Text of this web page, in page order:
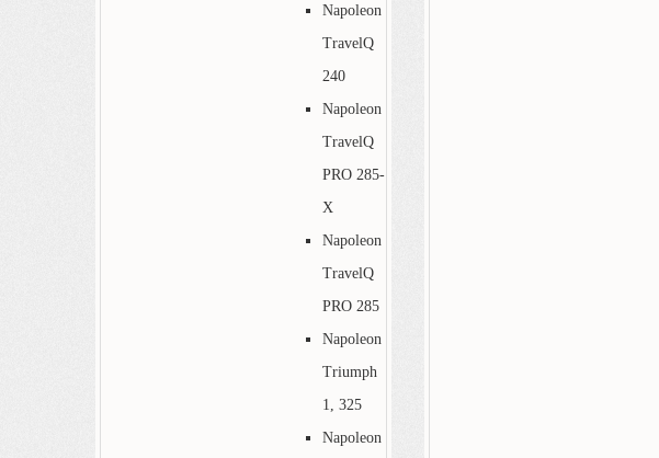
Napoleon
TravelQ
240
Napoleon
TravelQ
PRO 285-
X
Napoleon
TravelQ
PRO 285
Napoleon
Triumph
1, 325
Napoleon